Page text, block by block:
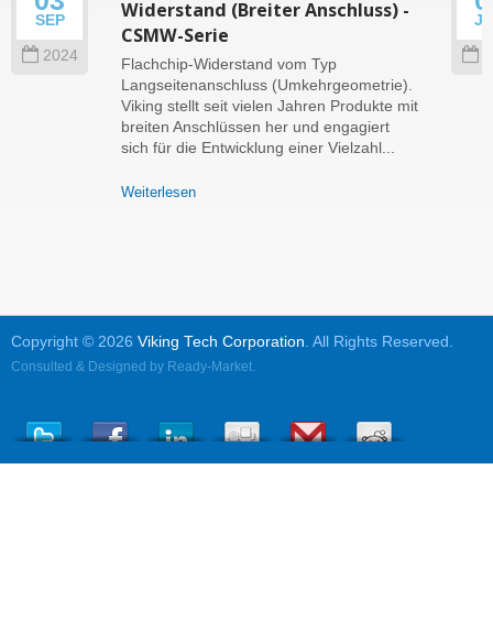
SEP
2024
Widerstand (Breiter Anschluss) -
CSMW-Serie
Flachchip-Widerstand vom Typ
Langseitenanschluss (Umkehrgeometrie).
Viking stellt seit vielen Jahren Produkte mit
breiten Anschlüssen her und engagiert
sich für die Entwicklung einer Vielzahl...
Weiterlesen
Copyright © 2026 Viking Tech Corporation . All Rights Reserved.
Consulted & Designed by Ready-Market